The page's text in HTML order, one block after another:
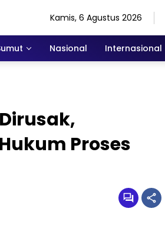
Kamis, 6 Agustus 2026
Nasional Internasional
Proses